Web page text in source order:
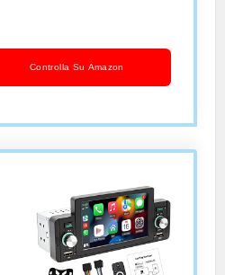
AUX
4x65W Supporto
Controlla Su Amazon